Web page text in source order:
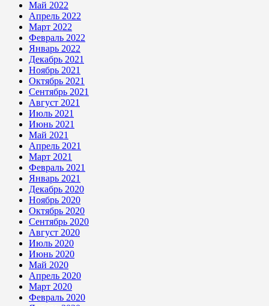
Май 2022
Апрель 2022
Март 2022
Февраль 2022
Январь 2022
Декабрь 2021
Ноябрь 2021
Октябрь 2021
Сентябрь 2021
Август 2021
Июль 2021
Июнь 2021
Май 2021
Апрель 2021
Март 2021
Февраль 2021
Январь 2021
Декабрь 2020
Ноябрь 2020
Октябрь 2020
Сентябрь 2020
Август 2020
Июль 2020
Июнь 2020
Май 2020
Апрель 2020
Март 2020
Февраль 2020